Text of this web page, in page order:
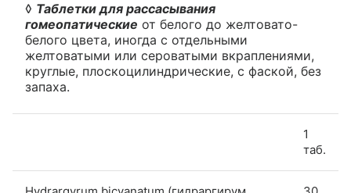
◊ Таблетки для рассасывания
гомеопатические от белого до желтовато-
белого цвета, иногда с отдельными
желтоватыми или сероватыми вкраплениями,
круглые, плоскоцилиндрические, с фаской, без
запаха.
1
таб.